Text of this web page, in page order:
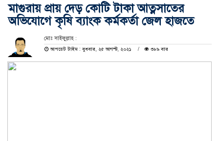
মাগুরায় প্রায় দেড় কোটি টাকা আত্নসাতের
অভিযোগে কৃষি ব্যাংক কর্মকর্তা জেল হাজতে
মোঃ সাইফুল্লাহ :
আপডেট টাইম : বুধবার, ২৫ আগস্ট, ২০২১
৩৮৯ বার